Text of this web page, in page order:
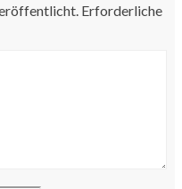
Erforderliche